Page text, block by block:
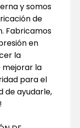
y somos
de
Fabricamos
en
la
la
para el
de ayudarle,